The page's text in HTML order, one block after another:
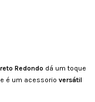
Redondo dá um toque
é um acessorio versátil